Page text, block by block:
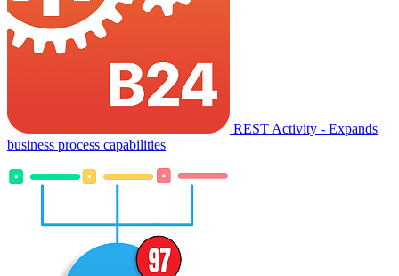
REST Activity - Expands
business process capabilities